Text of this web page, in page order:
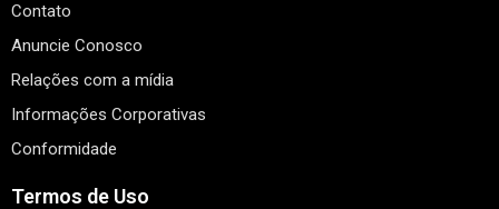
Contato
Anuncie Conosco
Relações com a mídia
Informações Corporativas
Conformidade
Termos de Uso